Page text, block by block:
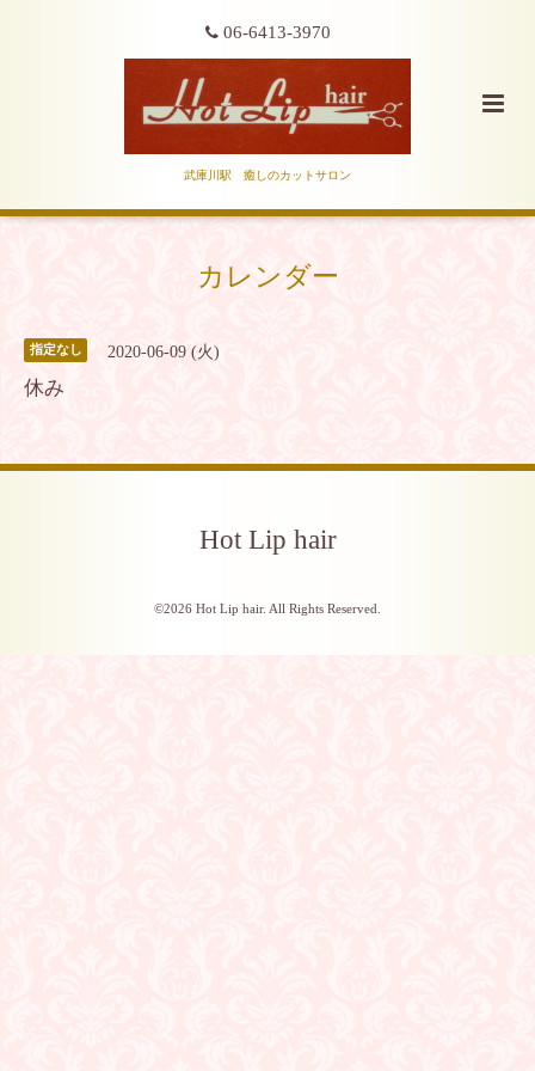
06-6413-3970
武庫川駅 癒しのカットサロン
カレンダー
指定なし 2020-06-09 (火)
休み
Hot Lip hair
©2026 Hot Lip hair. All Rights Reserved.